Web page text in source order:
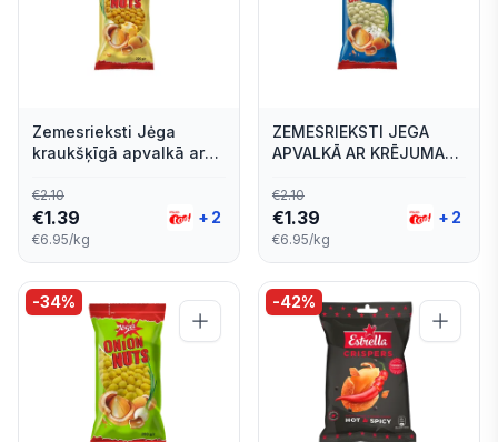
Zemesrieksti Jėga
kraukšķīgā apvalkā ar
200g
€2.10
€1.39
€6.95/kg
+ 2
ZEMESRIEKSTI JEGA
APVALKĀ AR KRĒJUMA
€2.10
€1.39
€6.95/kg
+ 2
-34% -42%